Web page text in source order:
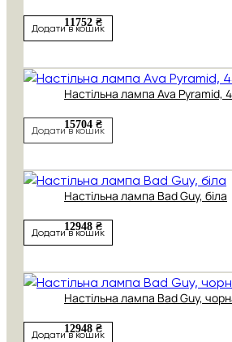
11752 ₴
Додати в кошик
Настільна лампа Ava Pyramid,
15704 ₴
Додати в кошик
Настільна лампа Bad Guy, біла
12948 ₴
Додати в кошик
Настільна лампа Bad Guy,
12948 ₴
Додати в кошик